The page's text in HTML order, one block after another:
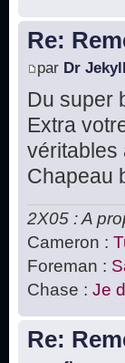
Re:
par Dr Jekyll
Du super
Extra
véritables
Chapeau
2X05 : A
Cameron :
Foreman :
Chase : Je
Re: